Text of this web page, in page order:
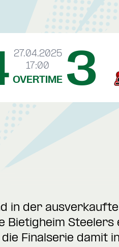
27.04.2025
17:00
OVERTIME 3
in der
Steelers
Finalserie damit